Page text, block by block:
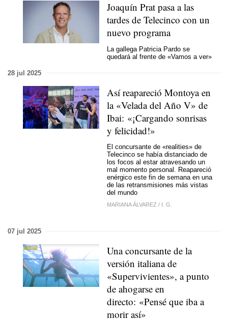
Joaquín Prat pasa a las
tardes de Telecinco con un
nuevo programa
La gallega Patricia Pardo se
quedará al frente de «Vamos a ver»
28 jul 2025
Así reapareció Montoya en
la «Velada del Año V» de
Ibai: «¡Cargando sonrisas
y felicidad!»
El concursante de «realities» de
Telecinco se había distanciado de
los focos al estar atravesando un
mal momento personal. Reapareció
enérgico este fin de semana en una
de las retransmisiones más vistas
del mundo
MARIANA ÁLVAREZ / I. G.
07 jul 2025
Una concursante de la
versión italiana de
«Supervivientes», a punto
de ahogarse en
directo: «Pensé que iba a
morir así»